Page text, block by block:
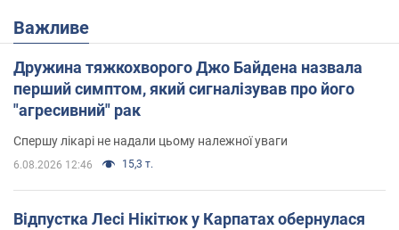
Важливе
Дружина тяжкохворого Джо Байдена назвала
перший симптом, який сигналізував про його
"агресивний" рак
Спершу лікарі не надали цьому належної уваги
6.08.2026 12:46 15,3 т.
Відпустка Лесі Нікітюк у Карпатах обернулася